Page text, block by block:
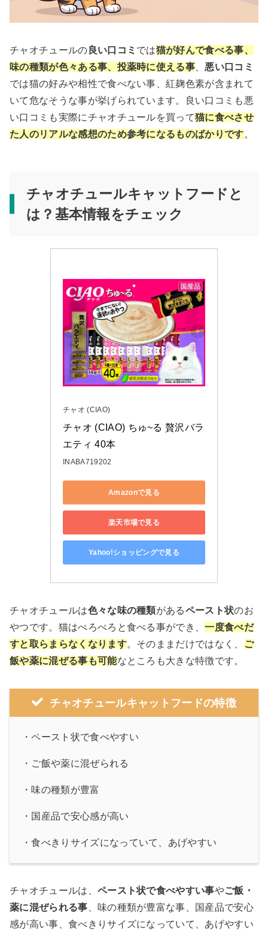
チャオチュールの 良い口コミ では猫が好んで食べる事、
味の種類が色々ある事、投薬時に使える事
悪い口コミ
では猫の好みや相性で食べない事、紅麹色素が含まれて
いて危なそうな事が挙げられています。良い口コミも悪
い口コミも実際にチャオチュールを買って猫に食べさせ
た人のリアルな感想のため参考になるものばかりです。
チャオチュールキャットフードと
は？基本情報をチェック
チャオ (CIAO)
チャオ (CIAO) ちゅ~る 贅沢バラ
エティ 40本
INABA719202
Amazonで見る
楽天市場で見る
Yahoo!ショッピングで見る
チャオチュールは色々な味の種類があるペースト状のお
やつです。猫はぺろぺろと食べる事ができ、一度食べだ
すと取らまらなくなります。そのままだけではなく、
ご
飯や薬に混ぜる事も可能なところも大きな特徴です。
チャオチュールキャットフードの特徴
・ペースト状で食べやすい
・ご飯や薬に混ぜられる
・味の種類が豊富
・国産品で安心感が高い
・食べきりサイズになっていて、あげやすい
チャオチュールは、 ペースト状で食べやすい事やご飯・
薬に混ぜられる事 、味の種類が豊富な事、国産品で安心
感が高い事、食べきりサイズになっていて、あげやすい